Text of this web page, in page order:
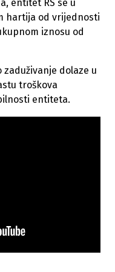
entitet RS se u
hartija od vrijednosti
iznosu od
dolaze u
troškova
entiteta.